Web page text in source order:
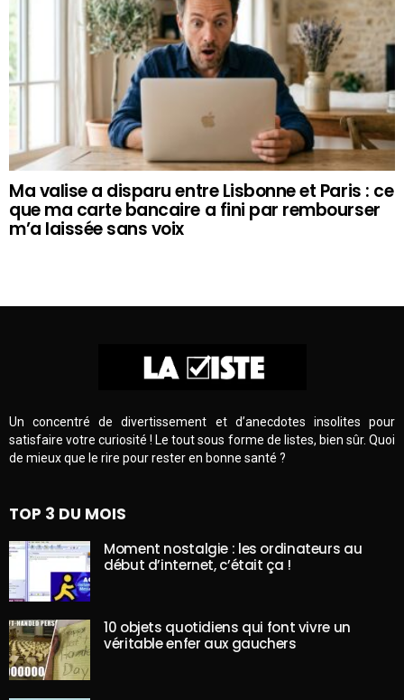
Ma valise a disparu entre Lisbonne et Paris : ce
que ma carte bancaire a fini par rembourser
m’a laissée sans voix
Un concentré de divertissement et d’anecdotes insolites pour
satisfaire votre curiosité ! Le tout sous forme de listes, bien sûr. Quoi
de mieux que le rire pour rester en bonne santé ?
TOP 3 DU MOIS
Moment nostalgie : les ordinateurs au
début d’internet, c’était ça !
10 objets quotidiens qui font vivre un
véritable enfer aux gauchers